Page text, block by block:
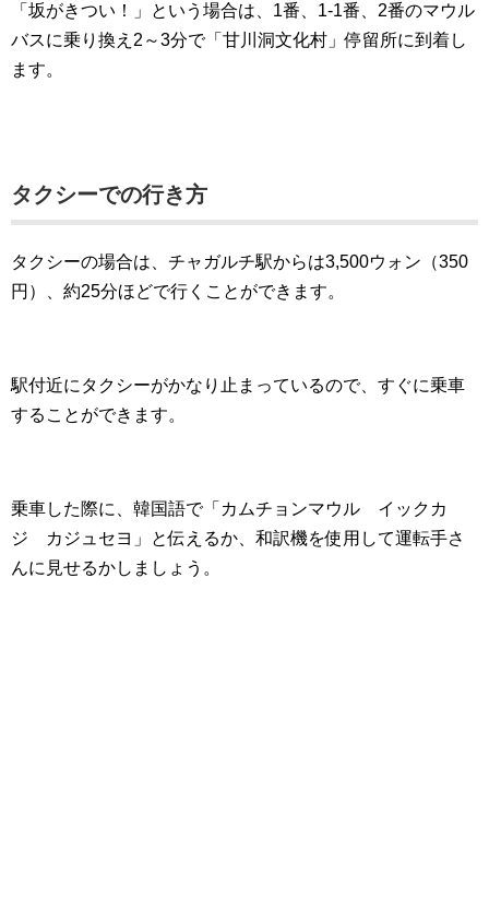
「坂がきつい！」という場合は、1番、1-1番、2番のマウル
バスに乗り換え2～3分で「甘川洞文化村」停留所に到着し
ます。
タクシーでの行き方
タクシーの場合は、チャガルチ駅からは3,500ウォン（350
円）、約25分ほどで行くことができます。
駅付近にタクシーがかなり止まっているので、すぐに乗車
することができます。
乗車した際に、韓国語で「カムチョンマウル イックカ
ジ カジュセヨ」と伝えるか、和訳機を使用して運転手さ
んに見せるかしましょう。